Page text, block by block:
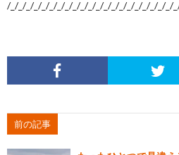
/_/_/_/_/_/_/_/_/_/_/_/_/_/_/_/_/_/_/_/_/_/
前の記事